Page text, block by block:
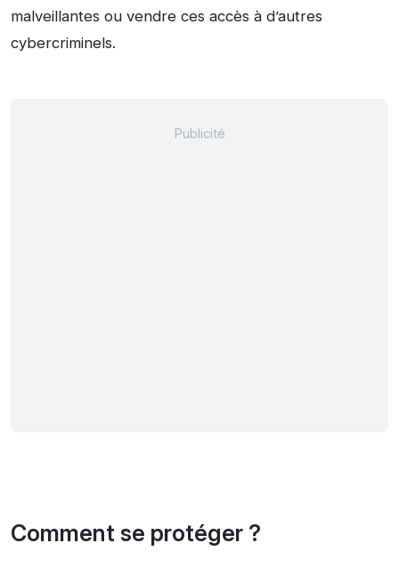
malveillantes ou vendre ces accès à d’autres
cybercriminels.
Comment se protéger ?